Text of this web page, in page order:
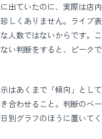
出ていたのに、実際は店内
しくありません。ライブ表
人数ではないからです。こ
い判断をすると、ピークで
はあくまで「傾向」として
合わせること。判断のベー
別グラフのほうに置いてく